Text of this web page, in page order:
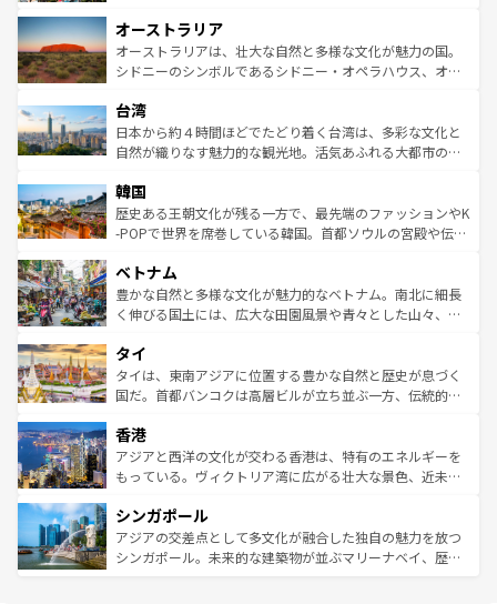
部のニューオーリンズでは、音楽と美食が融合した独特の
文化が魅力。旅行者はアメリカの各地域で異なる魅力を楽
しみながら、その多様性と豊かな歴史を感じることができ
ならではの贅沢な旅のスタイルだ。 なお、新着のアメリカ
情報はコンテンツ一覧を参照してほしい。
ワイ島は見逃せない。また、定番の観光地といえばオアフ
島だが、静かな自然を求めるならマウイ島やカウアイ島が
おすすめ。エメラルドグリーンに輝く海をはじめ、豊かな
れるおもてなしの心で訪れる人々を迎えてくれるハワイの
人々、おいしいローカルフードやハワイアンミュージッ
ク、伝統的なフラダンスなど、すべてがハワイの魅力を彩
ワイを、存分に味わってほしい。 なお、新着のハワイ情報
はコンテンツ一覧を参照してほしい。
オーストラリア
オーストラリアは、壮大な自然と多様な文化が魅力の国。
シドニーのシンボルであるシドニー・オペラハウス、オー
リアリーフや大陸中央部にそびえるウルル（エアーズロッ
ク）、タスマニアの美しい原生林やケアンズの熱帯雨林な
ど、見どころがたくさん。また、カフェやワイン、オージ
いる。アクティビティも充実しており、サーフィンやダイ
ビング、ハイキングなど、アウトドア好きにはたまらな
い。オーストラリアの多彩な魅力を存分に味わいつくそ
参照してほしい。
台湾
日本から約４時間ほどでたどり着く台湾は、多彩な文化と
自然が織りなす魅力的な観光地。活気あふれる大都市の台
ン）、静ひつな山岳地帯である台湾東部など、都市の喧騒
と山間の静けさが共存しており、訪れる人に新しい発見と
驚きをもたらしてくれる。また、奥深い台湾の食文化も魅
容にもいいと評判のスイーツなど、バラエティ豊かな料理
が味わえる。 なお、新着の台湾情報は コンテンツ一覧を参
照してほしい。
韓国
歴史ある王朝文化が残る一方で、最先端のファッションやK
-POPで世界を席巻している韓国。首都ソウルの宮殿や伝統
き、地方に足を延ばせば四季折々の自然美を楽しむことが
できる。そして、キムチや焼肉、絶品のストリートフード
まで、さまざまな韓国料理が待っている。夜には、韓国な
リティに包まれながら、韓国の多彩な魅力を心ゆくまで味
わってみてほしい。 なお、新着の韓国情報はコンテンツ一
覧を参照してほしい。
ベトナム
豊かな自然と多様な文化が魅力的なベトナム。南北に細長
く伸びる国土には、広大な田園風景や青々とした山々、世
急速な発展と共に伝統が息づく。ハノイの古い町並みやホ
ーチミン市のフランス統治時代の建物も、独特の雰囲気を
醸し出している。また、バラエティの豊かさとおいしさで
とつ。フォーやバインミー、ベトナムコーヒーなどは、ぜ
ひ現地で味わいたい。どの地域を訪れてもあたたかい人々
が旅行者を迎えてくれるので、きっと忘れられない旅にな
参照してほしい。
タイ
タイは、東南アジアに位置する豊かな自然と歴史が息づく
国だ。首都バンコクは高層ビルが立ち並ぶ一方、伝統的な
の活気が交差している。北部ではチェンマイなどの山岳地
帯で自然と触れ合い、南部ではプーケットやクラビの美し
いビーチでリゾート気分を楽しむことができる。タイ料理
激する。気候は一年中温暖で、どの季節にも異なる楽しみ
が待っている。親しみやすいタイの人々、仏教を中心とし
た文化、そして多様な観光資源が、訪れる旅人を魅了し続
香港
アジアと西洋の文化が交わる香港は、特有のエネルギーを
もっている。ヴィクトリア湾に広がる壮大な景色、近未来
み、どこを訪れても感動するはず。観光スポットが密集し
ており、効率よく見どころを回れるのも魅力。息をのむよ
うな絶景から文化的な体験まで、香港を存分に楽しみ尽く
シンガポール
アジアの交差点として多文化が融合した独自の魅力を放つ
シンガポール。未来的な建築物が並ぶマリーナベイ、歴史